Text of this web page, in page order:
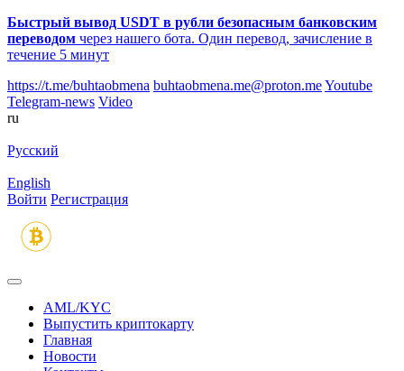
Быстрый вывод USDT в рубли безопасным банковским
переводом через нашего бота. Один перевод, зачисление в
течение 5 минут
https://t.me/buhtaobmena buhtaobmena.me@proton.meYoutube
Telegram-news Video
ru
Русский
English
Войти Регистрация
AML/KYC
Выпустить криптокарту
Главная
Новости